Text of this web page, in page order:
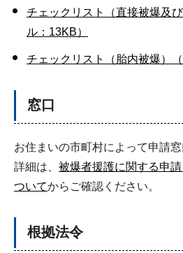
チェックリスト（直接被爆及
ル：13KB）
チェックリスト（胎内被爆）
窓口
お住まいの市町村によって申請窓
詳細は、 被爆者援護に関する申
ついてからご確認ください。
根拠法令